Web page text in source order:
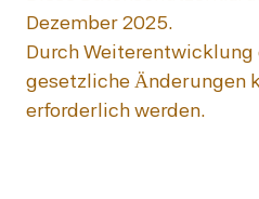
Dezember 2025.
Durch
gesetzliche Änderungen
erforderlich werden.